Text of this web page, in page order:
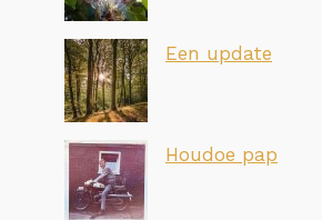
Een update
Houdoe pap